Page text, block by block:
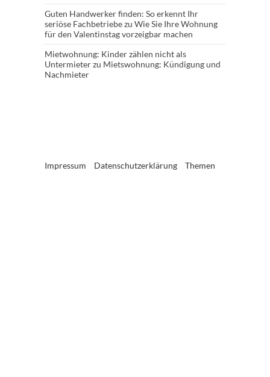
Guten Handwerker finden: So erkennt Ihr
seriöse Fachbetriebezu Wie Sie Ihre Wohnung
für den Valentinstag vorzeigbar machen
Mietwohnung: Kinder zählen nicht als
Untermieterzu Mietswohnung: Kündigung und
Nachmieter
Impressum Datenschutzerklärung Themen